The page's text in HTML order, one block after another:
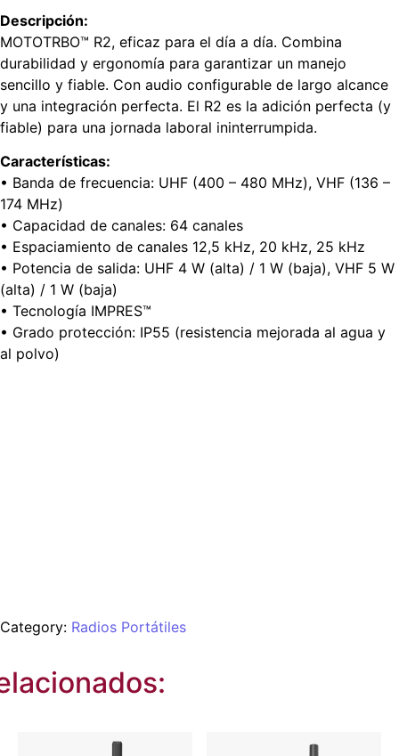
Descripción:
MOTOTRBO™ R2, eficaz para el día a día. Combina
durabilidad y ergonomía para garantizar un manejo
sencillo y fiable. Con audio configurable de largo alcance
y una integración perfecta. El R2 es la adición perfecta (y
fiable) para una jornada laboral ininterrumpida.
Características:
• Banda de frecuencia: UHF (400 – 480 MHz), VHF (136 –
174 MHz)
• Capacidad de canales: 64 canales
• Espaciamiento de canales 12,5 kHz, 20 kHz, 25 kHz
• Potencia de salida: UHF 4 W (alta) / 1 W (baja), VHF 5 W
(alta) / 1 W (baja)
• Tecnología IMPRES™
• Grado protección: IP55 (resistencia mejorada al agua y
al polvo)
Category: Radios Portátiles